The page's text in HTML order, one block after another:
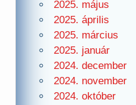
2025. május
2025. április
2025. március
2025. január
2024. december
2024. november
2024. október